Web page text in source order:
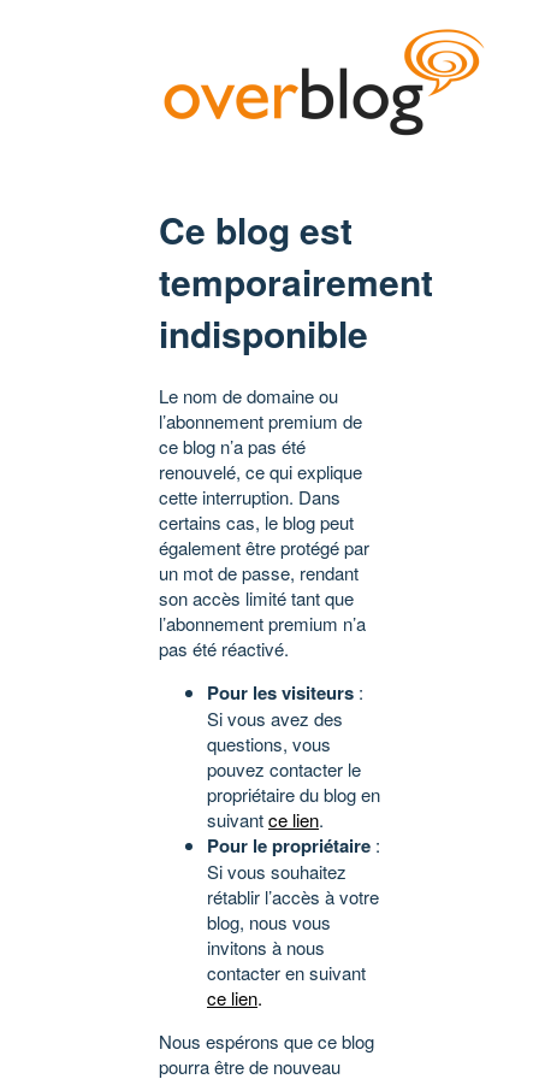
Ce blog est
temporairement
indisponible
Le nom de domaine ou
l’abonnement premium de
ce blog n’a pas été
renouvelé, ce qui explique
cette interruption. Dans
certains cas, le blog peut
également être protégé par
un mot de passe, rendant
son accès limité tant que
l’abonnement premium n’a
pas été réactivé.
Pour les visiteurs :
Si vous avez des
questions, vous
pouvez contacter le
propriétaire du blog en
suivantce lien.
Pour le propriétaire :
Si vous souhaitez
rétablir l’accès à votre
blog, nous vous
invitons à nous
contacter en suivant
ce lien.
Nous espérons que ce blog
pourra être de nouveau